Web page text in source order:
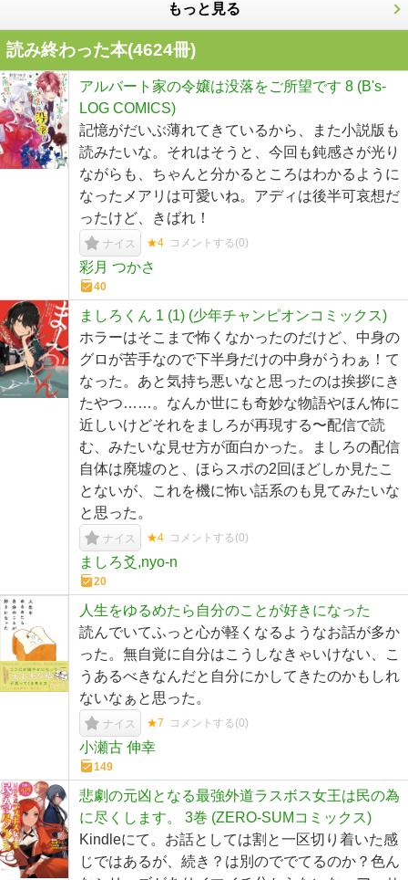
もっと見る
読み終わった本(4624冊)
アルバート家の令嬢は没落をご所望です 8 (B's-
LOG COMICS)
記憶がだいぶ薄れてきているから、また小説版も
読みたいな。それはそうと、今回も鈍感さが光り
ながらも、ちゃんと分かるところはわかるように
なったメアリは可愛いね。アディは後半可哀想だ
ったけど、きばれ！
ナイス ★4 コメントする(0)
彩月 つかさ
40
ましろくん 1 (1) (少年チャンピオンコミックス)
ホラーはそこまで怖くなかったのだけど、中身の
グロが苦手なので下半身だけの中身がうわぁ！て
なった。あと気持ち悪いなと思ったのは挨拶にき
たやつ……。なんか世にも奇妙な物語やほん怖に
近しいけどそれをましろが再現する〜配信で読
む、みたいな見せ方が面白かった。ましろの配信
自体は廃墟のと、ほらスポの2回ほどしか見たこ
とないが、これを機に怖い話系のも見てみたいな
と思った。
ナイス ★4 コメントする(0)
ましろ爻,nyo-n
20
人生をゆるめたら自分のことが好きになった
読んでいてふっと心が軽くなるようなお話が多か
った。無自覚に自分はこうしなきゃいけない、こ
うあるべきなんだと自分にかしてきたのかもしれ
ないなぁと思った。
ナイス ★7 コメントする(0)
小瀬古 伸幸
149
悲劇の元凶となる最強外道ラスボス女王は民の為
に尽くします。 3巻 (ZERO-SUMコミックス)
Kindleにて。お話としては割と一区切り着いた感
じではあるが、続き？は別のででてるのか？色ん